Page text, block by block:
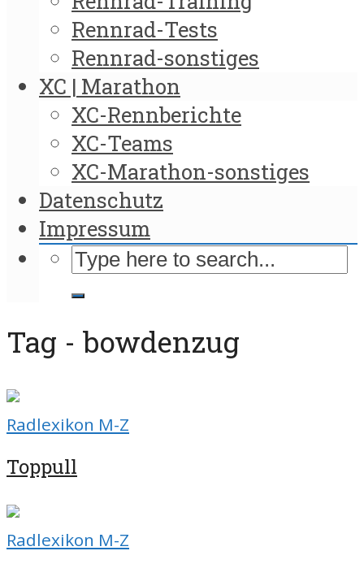
Rennrad-Tests
Rennrad-sonstiges
XC | Marathon
XC-Rennberichte
XC-Teams
XC-Marathon-sonstiges
Datenschutz
Impressum
Tag - bowdenzug
Radlexikon M-Z
Toppull
Radlexikon M-Z